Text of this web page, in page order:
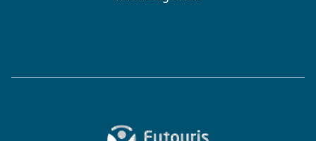
Zur Startseite von Futouris e.V.